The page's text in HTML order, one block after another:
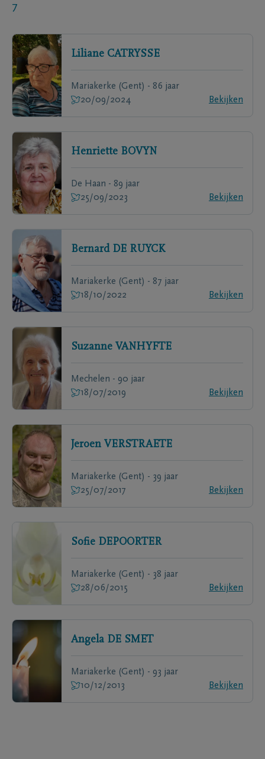
7
Liliane CATRYSSE
Mariakerke (Gent) - 86 jaar
20/09/2024
Bekijken
Henriette BOVYN
De Haan - 89 jaar
25/09/2023
Bekijken
Bernard DE RUYCK
Mariakerke (Gent) - 87 jaar
18/10/2022
Bekijken
Suzanne VANHYFTE
Mechelen - 90 jaar
18/07/2019
Bekijken
Jeroen VERSTRAETE
Mariakerke (Gent) - 39 jaar
25/07/2017
Bekijken
Sofie DEPOORTER
Mariakerke (Gent) - 38 jaar
28/06/2015
Bekijken
Angela DE SMET
Mariakerke (Gent) - 93 jaar
10/12/2013
Bekijken